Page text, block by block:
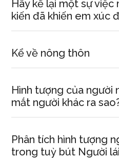
Hãy kể lại một sự
kiến đã khiến em xúc
Kể về nông thôn
Hình tượng của người
mắt người khác ra
Phân tích hình tượng
trong tuỳ bút Người